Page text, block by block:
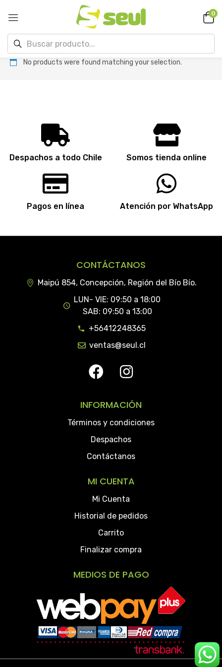
0
No products were found matching your selection.
Despachos a todo Chile Somos tienda online
Pagos en línea Atención por WhatsApp
CONTÁCTANOS
Maipú 854, Concepción, Región del Bío Bío.
LUN- VIE: 09:50 a 18:00
SAB: 09:50 a 13:00
+56412248365
ventas@seul.cl
INFORMACIÓN
Términos y condiciones
Despachos
Contáctanos
MI CUENTA
Mi Cuenta
Historial de pedidos
Carrito
Finalizar compra
MEDIOS DE PAGO